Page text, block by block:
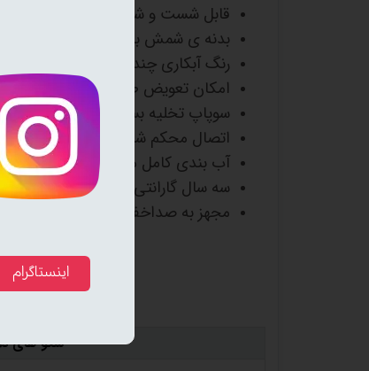
قابل شست و شو
بدنه ی شمش با کیفیت
رنگ آبکاری چند لایه
امکان تعویض طعم
سوپاپ تخلیه بسیار زیبا برای
اتصال محکم شیشه با بدنه
آب بندی کامل محصول
سه سال گارانتی رنگ و سوپاپ
مجهز به صداخفه کن قلیان
سکو های
اینستاگرام